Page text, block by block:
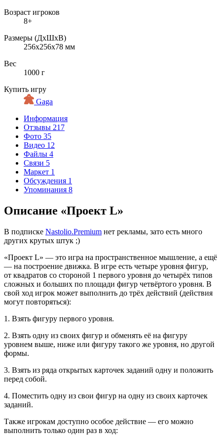
Возраст игроков
8+
Размеры (ДxШxВ)
256x256x78 мм
Вес
1000 г
Купить игру
Gaga
Информация
Отзывы 217
Фото 35
Видео 12
Файлы 4
Связи 5
Маркет 1
Обсуждения 1
Упоминания 8
Описание «Проект L»
В подписке Nastolio.Premium нет рекламы, зато есть много
других крутых штук ;)
«Проект L» — это игра на пространственное мышление, а ещё
— на построение движка. В игре есть четыре уровня фигур,
от квадратов со стороной 1 первого уровня до четырёх типов
сложных и больших по площади фигур четвёртого уровня. В
свой ход игрок может выполнить до трёх действий (действия
могут повторяться):
1. Взять фигуру первого уровня.
2. Взять одну из своих фигур и обменять её на фигуру
уровнем выше, ниже или фигуру такого же уровня, но другой
формы.
3. Взять из ряда открытых карточек заданий одну и положить
перед собой.
4. Поместить одну из свои фигур на одну из своих карточек
заданий.
Также игрокам доступно особое действие — его можно
выполнить только один раз в ход: